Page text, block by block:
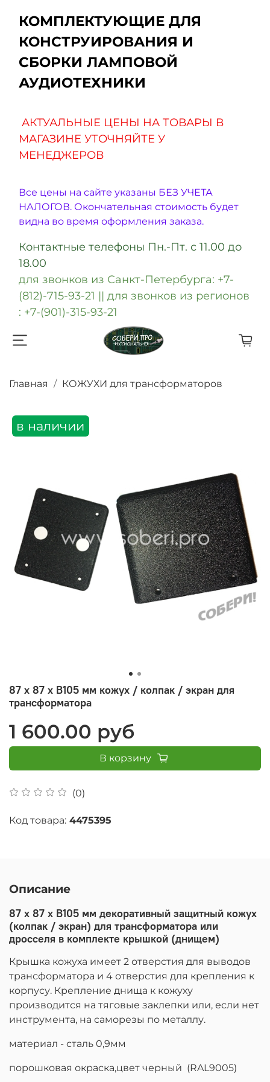
КОМПЛЕКТУЮЩИЕ ДЛЯ
КОНСТРУИРОВАНИЯ И
СБОРКИ ЛАМПОВОЙ
АУДИОТЕХНИКИ
АКТУАЛЬНЫЕ ЦЕНЫ НА ТОВАРЫ В
МАГАЗИНЕ УТОЧНЯЙТЕ У
МЕНЕДЖЕРОВ
Все цены на сайте указаны БЕЗ УЧЕТА
НАЛОГОВ. Окончательная стоимость будет
видна во время оформления заказа.
Контактные телефоны Пн.-Пт. с 11.00 до
18.00
для звонков из Санкт-Петербурга: +7-
(812)-715-93-21 || для звонков из регионов
: +7-(901)-315-93-21
Главная КОЖУХИ для трансформаторов
в наличии
87 х 87 х В105 мм кожух / колпак / экран для
трансформатора
(0)
1 600.00 руб
В корзину
Код товара: 4475395
Описание
87 х 87 х В105 мм декоративный защитный кожух
(колпак / экран) для трансформатора или
дросселя в комплекте крышкой (днищем)
Крышка кожуха имеет 2 отверстия для выводов
трансформатора и 4 отверстия для крепления к
корпусу. Крепление днища к кожуху
производится на тяговые заклепки или, если нет
инструмента, на саморезы по металлу.
материал - сталь 0,9мм
порошковая окраска,цвет черный (RAL9005)